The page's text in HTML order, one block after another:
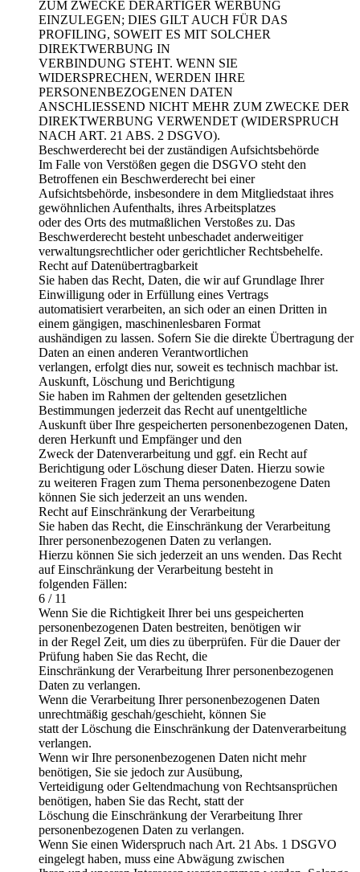
ZUM ZWECKE DERARTIGER WERBUNG
EINZULEGEN; DIES GILT AUCH FÜR DAS
PROFILING, SOWEIT ES MIT SOLCHER
DIREKTWERBUNG IN
VERBINDUNG STEHT. WENN SIE
WIDERSPRECHEN, WERDEN IHRE
PERSONENBEZOGENEN DATEN
ANSCHLIESSEND NICHT MEHR ZUM ZWECKE DER
DIREKTWERBUNG VERWENDET (WIDERSPRUCH
NACH ART. 21 ABS. 2 DSGVO).
Beschwerderecht bei der zuständigen Aufsichtsbehörde
Im Falle von Verstößen gegen die DSGVO steht den
Betroffenen ein Beschwerderecht bei einer
Aufsichtsbehörde, insbesondere in dem Mitgliedstaat ihres
gewöhnlichen Aufenthalts, ihres Arbeitsplatzes
oder des Orts des mutmaßlichen Verstoßes zu. Das
Beschwerderecht besteht unbeschadet anderweitiger
verwaltungsrechtlicher oder gerichtlicher Rechtsbehelfe.
Recht auf Datenübertragbarkeit
Sie haben das Recht, Daten, die wir auf Grundlage Ihrer
Einwilligung oder in Erfüllung eines Vertrags
automatisiert verarbeiten, an sich oder an einen Dritten in
einem gängigen, maschinenlesbaren Format
aushändigen zu lassen. Sofern Sie die direkte Übertragung der
Daten an einen anderen Verantwortlichen
verlangen, erfolgt dies nur, soweit es technisch machbar ist.
Auskunft, Löschung und Berichtigung
Sie haben im Rahmen der geltenden gesetzlichen
Bestimmungen jederzeit das Recht auf unentgeltliche
Auskunft über Ihre gespeicherten personenbezogenen Daten,
deren Herkunft und Empfänger und den
Zweck der Datenverarbeitung und ggf. ein Recht auf
Berichtigung oder Löschung dieser Daten. Hierzu sowie
zu weiteren Fragen zum Thema personenbezogene Daten
können Sie sich jederzeit an uns wenden.
Recht auf Einschränkung der Verarbeitung
Sie haben das Recht, die Einschränkung der Verarbeitung
Ihrer personenbezogenen Daten zu verlangen.
Hierzu können Sie sich jederzeit an uns wenden. Das Recht
auf Einschränkung der Verarbeitung besteht in
folgenden Fällen:
6 / 11
Wenn Sie die Richtigkeit Ihrer bei uns gespeicherten
personenbezogenen Daten bestreiten, benötigen wir
in der Regel Zeit, um dies zu überprüfen. Für die Dauer der
Prüfung haben Sie das Recht, die
Einschränkung der Verarbeitung Ihrer personenbezogenen
Daten zu verlangen.
Wenn die Verarbeitung Ihrer personenbezogenen Daten
unrechtmäßig geschah/geschieht, können Sie
statt der Löschung die Einschränkung der Datenverarbeitung
verlangen.
Wenn wir Ihre personenbezogenen Daten nicht mehr
benötigen, Sie sie jedoch zur Ausübung,
Verteidigung oder Geltendmachung von Rechtsansprüchen
benötigen, haben Sie das Recht, statt der
Löschung die Einschränkung der Verarbeitung Ihrer
personenbezogenen Daten zu verlangen.
Wenn Sie einen Widerspruch nach Art. 21 Abs. 1 DSGVO
eingelegt haben, muss eine Abwägung zwischen